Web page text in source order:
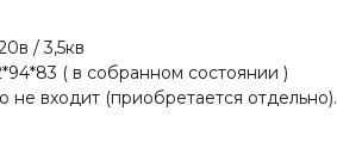
/ 3,5кв
( в собранном состоянии )
входит (приобретается отдельно).